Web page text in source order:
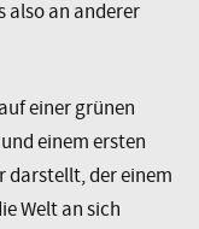
also an anderer
einer grünen
einem ersten
darstellt, der einem
Welt an sich